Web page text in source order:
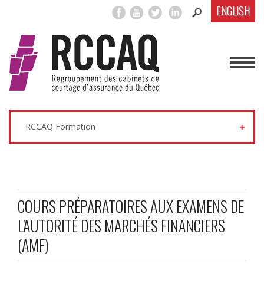
ENGLISH
RCCAQ Formation
COURS PRÉPARATOIRES AUX EXAMENS DE
L'AUTORITÉ DES MARCHÉS FINANCIERS
(AMF)